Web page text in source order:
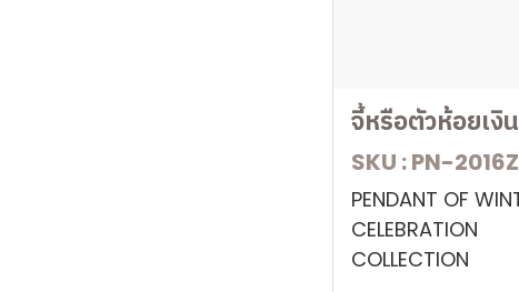
จี้หรือตัวห้อยเงิน
SKU : PN-2016Z
PENDANT OF
CELEBRATION
COLLECTION